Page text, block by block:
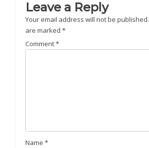
Leave a Reply
Your email address will not be published.
are marked *
Comment*
Name *